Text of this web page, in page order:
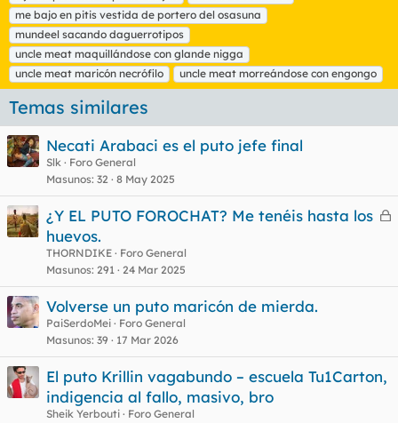
e
t
a
s
me bajo en pitis vestida de portero del osasuna
mundeel sacando daguerrotipos
uncle meat maquillándose con glande nigga
uncle meat maricón necrófilo
uncle meat morreándose con engongo
Temas similares
Necati Arabaci es el puto jefe final
Slk
Foro General
Masunos 32 8 May 2025
C
a
¿Y EL PUTO FOROCHAT? Me tenéis hasta los
huevos.
THORNDIKE
Foro General
Masunos 291 24 Mar 2025
Volverse un puto maricón de mierda.
PaiSerdoMei
Foro General
Masunos 39 17 Mar 2026
El puto Krillin vagabundo – escuela Tu1Carton,
indigencia al fallo, masivo, bro
Sheik Yerbouti
Foro General